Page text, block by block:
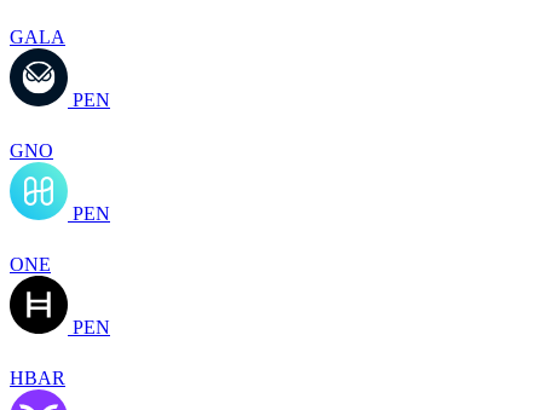
GALA
PEN
GNO
PEN
ONE
PEN
HBAR